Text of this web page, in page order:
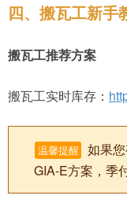
四、搬瓦工新手
搬瓦工推荐方案
搬瓦工实时库存：
温馨提醒
如果
GIA-E方案，季